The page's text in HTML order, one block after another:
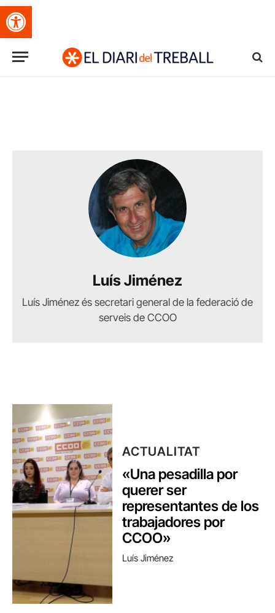
Obre la barra d'eines
Luís Jiménez
Luís Jiménez és secretari general de la federació de
serveis de CCOO
ACTUALITAT
«Una pesadilla por
querer ser
representantes de los
trabajadores por
CCOO»
Luís Jiménez